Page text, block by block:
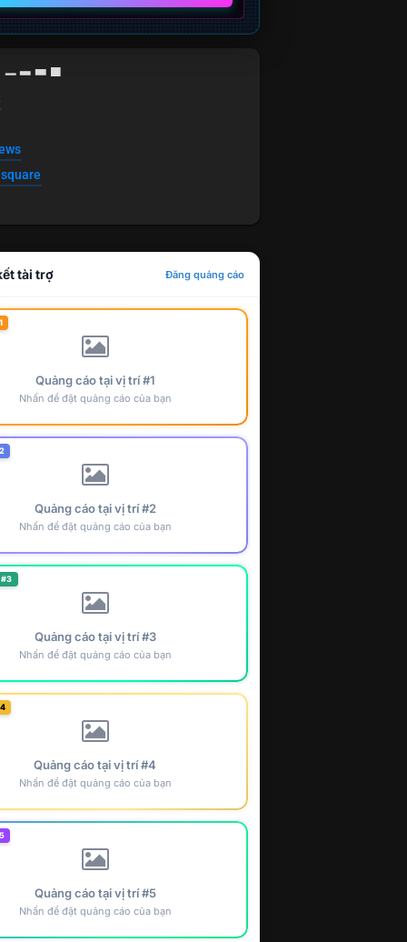
▁ ▂ ▃ ▄
tài trợ Đăng quảng cáo
Quảng cáo tại vị trí #1
Nhấn để đặt quảng cáo của bạn
Quảng cáo tại vị trí #2
Nhấn để đặt quảng cáo của bạn
Quảng cáo tại vị trí #3
Nhấn để đặt quảng cáo của bạn
Quảng cáo tại vị trí #4
Nhấn để đặt quảng cáo của bạn
Quảng cáo tại vị trí #5
Nhấn để đặt quảng cáo của bạn